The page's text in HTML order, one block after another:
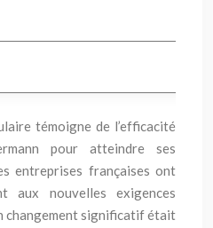
témoigne de l’efficacité
pour atteindre ses
entreprises françaises ont
aux nouvelles exigences
changement significatif était